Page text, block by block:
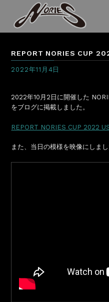
REPORT NORIES CUP
2022年11月4日
2022年10月2日に開催した
をブログに掲載しました。
REPORT NORIES CUP 2022
また、当日の模様を映像にしま